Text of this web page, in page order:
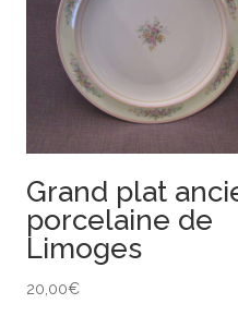
Grand plat
porcelaine de
Limoges
20,00€